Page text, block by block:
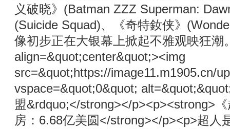
义破晓》(Batman ZZZ Superman:
(Suicide Squad)、《奇特釹侠》
像初步正在大银幕上掀起不雅观映狂
align=&quot;center&quot;><img
src=&quot;https://image11.m1905.cn/
vspace=&quot;0&quot;
盟&rdquo;</strong></p><p><strong>
房：6.68亿美圆</strong></p><p>超